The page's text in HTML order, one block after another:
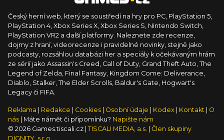
Český herní web, který se soustředí na hry pro PC, PlayStation 5,
PlayStation 4, Xbox Series X, Xbox Series S, Nintendo Switch,
PlayStation VR2 a další platformy. Naleznete zde recenze,
dojmy z hraní, videorecenze i pravidelné novinky, stejně jako
podcasty, rozsáhlou databázi her a speciály k očekávaným hrám
ze sérií jako Assassin's Creed, Call of Duty, Grand Theft Auto, The
Legend of Zelda, Final Fantasy, Kingdom Come: Deliverance,
Diablo, Stalker, The Elder Scrolls, Baldur's Gate, Hogwart's
Legacy či FIFA.
Reklama Redakce Cookies Osobní údaje Kodex Kontakt
O
nás
| Máte námět či připomínku? Napište nám
© 2026 Games.tiscali.cz | TISCALI MEDIA, a.s.
Člen skupiny
DIGNITY, s.r.o.